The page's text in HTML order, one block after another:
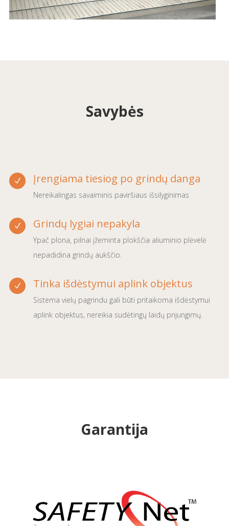
Savybės
N Įrengiama tiesiog po grindų danga
Nereikalingas savaiminis paviršiaus išsilyginimas
N Grindų lygiai nepakyla
Ypač plona, pilnai įžeminta plokščia aliuminio plėvelė
nepadidina grindų aukščio.
N Tinka išdėstymui aplink objektus
Sistema vielų pagrindu gali būti pritaikoma išdėstymui
aplink objektus, nereikia sudėtingų laidų prijungimų.
Garantija